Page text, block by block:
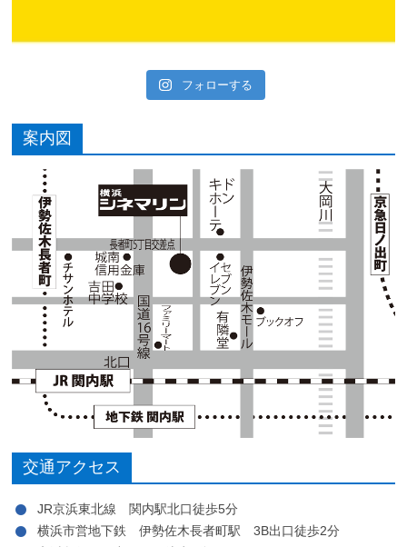
フォローする
案内図
交通アクセス
JR京浜東北線 関内駅北口徒歩5分
横浜市営地下鉄 伊勢佐木長者町駅 3B出口徒歩2分